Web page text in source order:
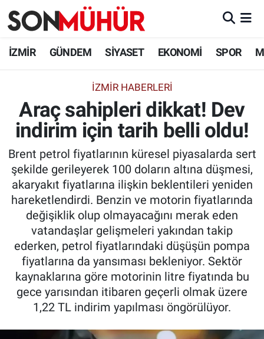
İZMİR GÜNDEM SİYASET EKONOMİ SPOR
İZMIR HABERLERI
Araç sahipleri dikkat! Dev
indirim için tarih belli oldu!
Brent petrol fiyatlarının küresel piyasalarda sert
şekilde gerileyerek 100 doların altına düşmesi,
akaryakıt fiyatlarına ilişkin beklentileri yeniden
hareketlendirdi. Benzin ve motorin fiyatlarında
değişiklik olup olmayacağını merak eden
vatandaşlar gelişmeleri yakından takip
ederken, petrol fiyatlarındaki düşüşün pompa
fiyatlarına da yansıması bekleniyor. Sektör
kaynaklarına göre motorinin litre fiyatında bu
gece yarısından itibaren geçerli olmak üzere
1,22 TL indirim yapılması öngörülüyor.
İzmir Nöbetçi Eczaneler
İzmir Namaz Vakitleri
İzmir Trafik Yoğunluk Haritası
Süper Lig Puan Durumu ve Fikstür
Tüm Manşetler
Son Dakika Haberleri
Haber Arşivi